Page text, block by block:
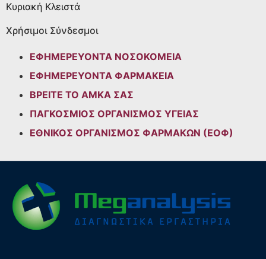
Κυριακή Κλειστά
Χρήσιμοι Σύνδεσμοι
ΕΦΗΜΕΡΕΥΟΝΤΑ ΝΟΣΟΚΟΜΕΙΑ
ΕΦΗΜΕΡΕΥΟΝΤΑ ΦΑΡΜΑΚΕΙΑ
ΒΡΕΙΤΕ ΤΟ ΑΜΚΑ ΣΑΣ
ΠΑΓΚΟΣΜΙΟΣ ΟΡΓΑΝΙΣΜΟΣ ΥΓΕΙΑΣ
ΕΘΝΙΚΟΣ ΟΡΓΑΝΙΣΜΟΣ ΦΑΡΜΑΚΩΝ (ΕΟΦ)